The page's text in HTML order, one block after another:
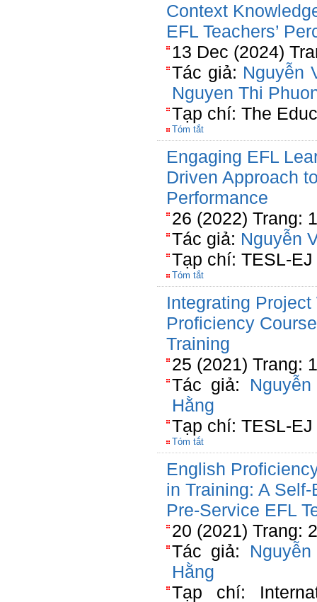
Context
EFL Teachers’
13 Dec (2024)
Tác giả: Nguyễn
Nguyen Thi
Tạp chí: The
Tóm tắt
Engaging EFL
Driven Approach
Performance
26 (2022) Trang:
Tác giả: Nguyễn
Tạp chí: TESL-EJ
Tóm tắt
Integrating
Proficiency
Training
25 (2021) Trang:
Tác giả:
Hằng
Tạp chí: TESL-EJ
Tóm tắt
English
in Training: A
Pre-Service EFL
20 (2021) Trang:
Tác giả:
Hằng
Tạp chí: